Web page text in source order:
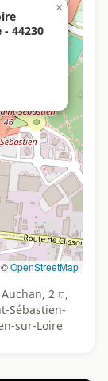
44230
×
©OpenStreetMap
2 ⛉,
Sébastien-
sur-Loire